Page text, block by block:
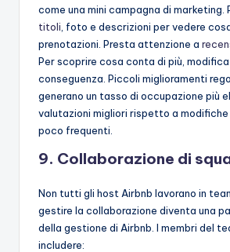
come una mini campagna di marketing.
titoli , foto e descrizioni per vedere
prenotazioni. Presta attenzione a
Per scoprire cosa conta di più,
conseguenza. Piccoli miglioramenti
generano un tasso di occupazione più
valutazioni migliori rispetto a
poco frequenti.
9. Collaborazione di
Non tutti gli host Airbnb lavorano in
gestire la collaborazione diventa una
della gestione di Airbnb. I membri del
includere: